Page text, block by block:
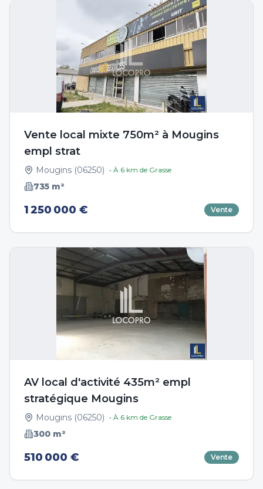
Vente local mixte 750m² à Mougins
empl strat
Mougins (06250) • À 6 km de Grasse
735 m²
1 250 000 € Vente
AV local d'activité 435m² empl
stratégique Mougins
Mougins (06250) • À 6 km de Grasse
300 m²
510 000 € Vente